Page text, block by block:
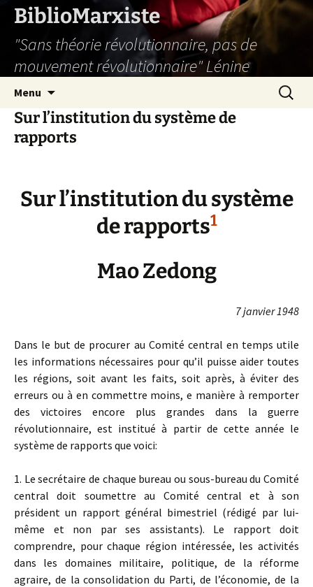
Aller
contenu
BiblioMarxiste
"Sans théorie révolutionnaire, pas de
mouvement révolutionnaire" Lénine
Menu
Sur l’institution du système de
rapports
Sur l’institution du système
de rapports1
Mao Zedong
7 janvier 1948
Dans le but de procurer au Comité central en temps utile
les informations nécessaires pour qu’il puisse aider toutes
les régions, soit avant les faits, soit après, à éviter des
erreurs ou à en commettre moins, e manière à remporter
des victoires encore plus grandes dans la guerre
révolutionnaire, est institué à partir de cette année le
système de rapports que voici:
1. Le secrétaire de chaque bureau ou sous-bureau du Comité
central doit soumettre au Comité central et à son
président un rapport général bimestriel (rédigé par lui-
même et non par ses assistants). Le rapport doit
comprendre, pour chaque région intéressée, les activités
dans les domaines militaire, politique, de la réforme
agraire, de la consolidation du Parti, de l’économie, de la